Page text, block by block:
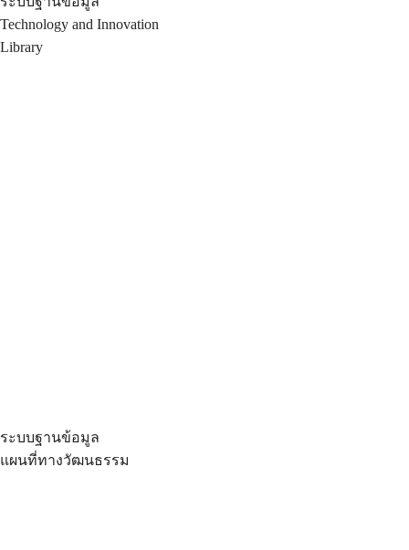
Technology and Innovation
Library
ระบบฐานข้อมูล
แผนที่ทางวัฒนธรรม